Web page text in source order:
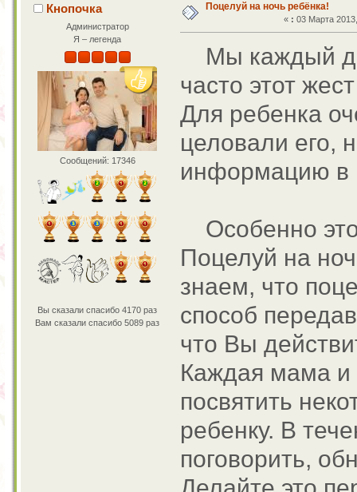
Кнопочка
Администратор
Я – легенда
Сообщений: 17346
Вы сказали спасибо 4170 раз
Вам сказали спасибо 5089 раз
Поцелуй на ночь ребёнка!
« : 03 Марта
Мы каждый
часто этот
Для ребенка
целовали его,
информацию в
Особенно
Поцелуй на
знаем, что
способ
что Вы
Каждая мама и
посвятить
ребенку. В
поговорить,